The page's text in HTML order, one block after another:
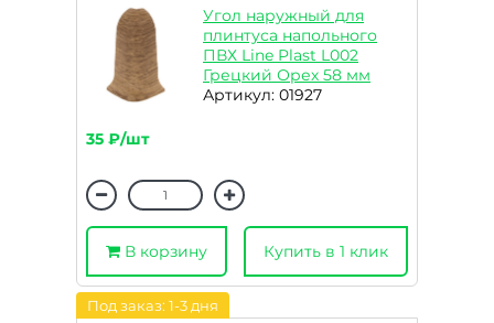
Угол наружный для
плинтуса напольного
ПВХ Line Plast L002
Грецкий Орех 58 мм
Артикул: 01927
35 ₽/шт
В корзину Купить в 1 клик
Под заказ: 1-3 дня